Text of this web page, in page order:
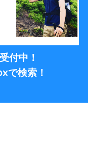
付中！
で検索！